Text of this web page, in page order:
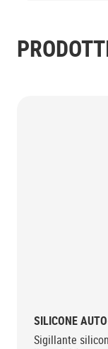
SILICONE
Sigillante